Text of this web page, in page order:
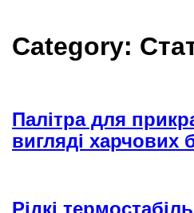
Category:
Палітра для
вигляді харчових
Рідкі